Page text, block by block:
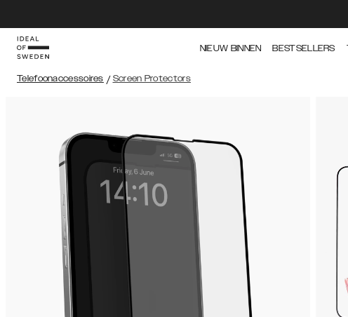
NIEUW BINNEN BESTSELLERS
Telefoonaccessoires / Screen Protectors